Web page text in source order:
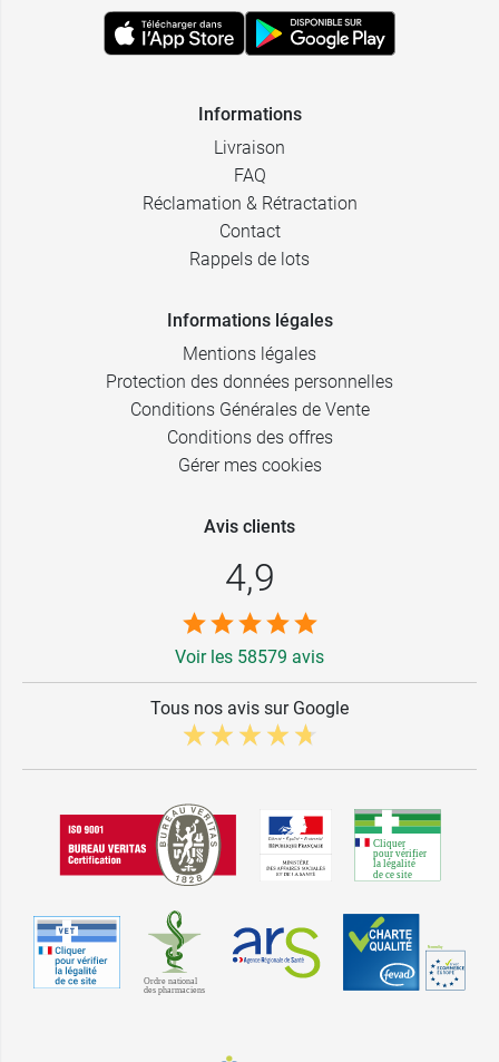
Informations
Livraison
FAQ
Réclamation & Rétractation
Contact
Rappels de lots
Informations légales
Mentions légales
Protection des données personnelles
Conditions Générales de Vente
Conditions des offres
Gérer mes cookies
Avis clients
4,9
Voir les 58579 avis
Tous nos avis sur Google